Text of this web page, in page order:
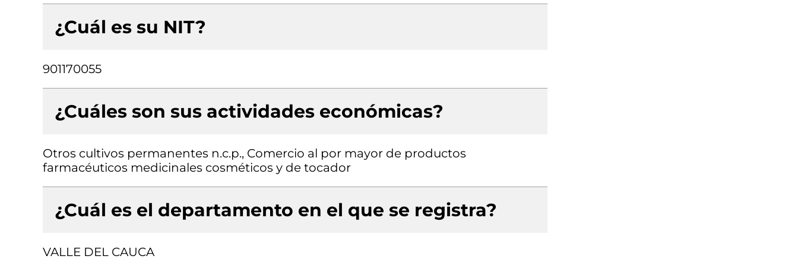
¿Cuál es su NIT?
901170055
¿Cuáles son sus actividades económicas?
Otros cultivos permanentes n.c.p., Comercio al por mayor de productos
farmacéuticos medicinales cosméticos y de tocador
¿Cuál es el departamento en el que se registra?
VALLE DEL CAUCA